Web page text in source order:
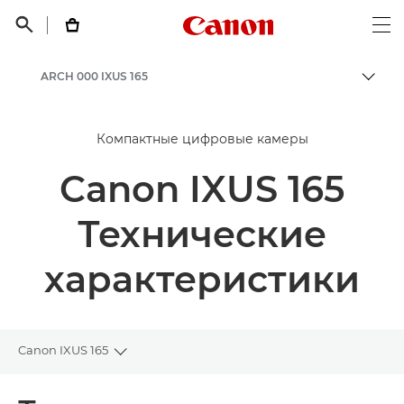
 
Canon Logo, back
ARCH 000 IXUS 165
Компактные цифровые камеры
Canon IXUS 165
Технические
характеристики
Canon IXUS 165
Toggle breadcrumbs